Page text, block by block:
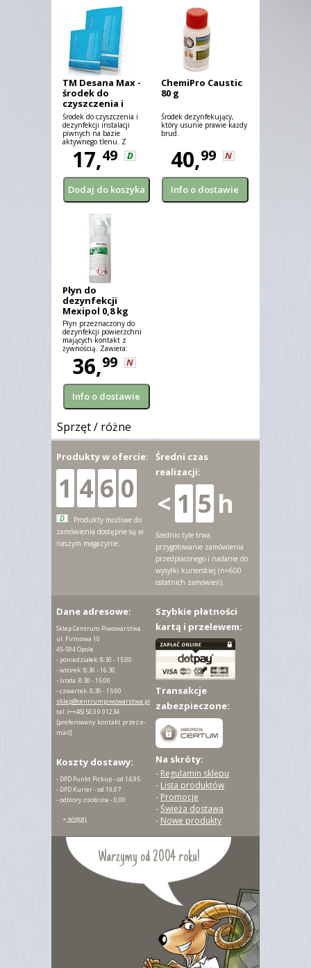
TM Desana Max -
środek do
czyszczenia i
dezynfekcji
instalacji piwnych
- 45 g
Środek do czyszczenia i
dezynfekcji instalacji
piwnych na bazie
aktywnego tlenu. Z
barwnym wskaźnikiem
zakończenia procesu
dezynfekcji.
17,49 D
ChemiPro Caustic
80 g
Środek dezynfekujący,
który usunie prawie każdy
brud.
40,99 N
Płyn do
dezynfekcji
Mexipol 0,8 kg
(zamiennik
Despreja)
Płyn przeznaczony do
dezynfekcji powierzchni
mających kontakt z
żywnością. Zawiera:
etanol, 2-propanol.
36,99 N
Sprzęt / różne
Warzymy od 2004 roku!
Produkty w ofercie:
1 4 6 0
D
Produkty możliwe do
zamówienia dostępne są w
naszym magazynie.
Średni czas
realizacji:
< 1 5 h
Średnio tyle trwa
przygotowanie zamówienia
przedpłaconego i nadanie do
wysyłki kurierskiej (n=600
ostatnich zamówień).
Dane adresowe:
Sklep Centrum Piwowarstwa
ul. Firmowa 10
45-594 Opole
- poniedziałek: 8:30 - 15:00
- wtorek: 8:30 - 16:30
- środa: 8:30 - 15:00
- czwartek: 8:30 - 15:00
sklep@centrumpiwowarstwa.pl
tel.(++48) 503 9 01234
[preferowany kontakt przez e-
mail]
Szybkie płatności
kartą i przelewem:
Transakcje
zabezpieczone:
Koszty dostawy:
- DPD Punkt Pickup - od 14,95
- DPD Kurier - od 19,07
- odbiory osobiste - 0,00
» więcej
Na skróty:
- Regulamin sklepu
- Lista produktów
- Promocje
-Świeża dostawa
- Nowe produkty